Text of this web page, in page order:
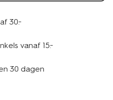
30.-
vanaf 15.-
30 dagen